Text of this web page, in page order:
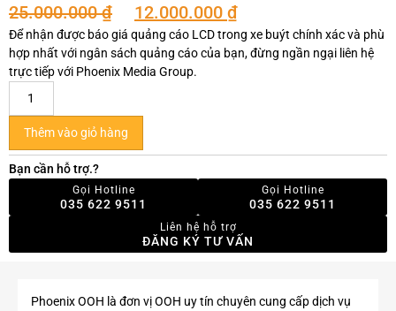
25.000.000₫ 12.000.000 ₫
Để nhận được báo giá quảng cáo LCD trong xe buýt chính xác và phù
hợp nhất với ngân sách quảng cáo của bạn, đừng ngần ngại liên hệ
trực tiếp với Phoenix Media Group.
Thêm vào giỏ hàng
Bạn cần hỗ trợ.?
Gọi Hotline
035 622 9511
Gọi Hotline
035 622 9511
Liên hệ hỗ trợ
ĐĂNG KÝ TƯ VẤN
Phoenix OOH là đơn vị OOH uy tín chuyên cung cấp dịch vụ